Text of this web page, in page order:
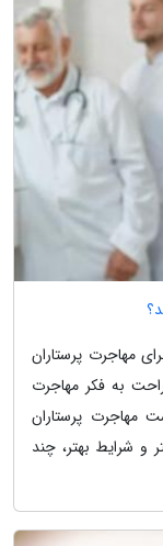
مهاجرت پرستاران
به فکر مهاجرت
مهاجرت پرستاران
و شرایط بهتر، چند